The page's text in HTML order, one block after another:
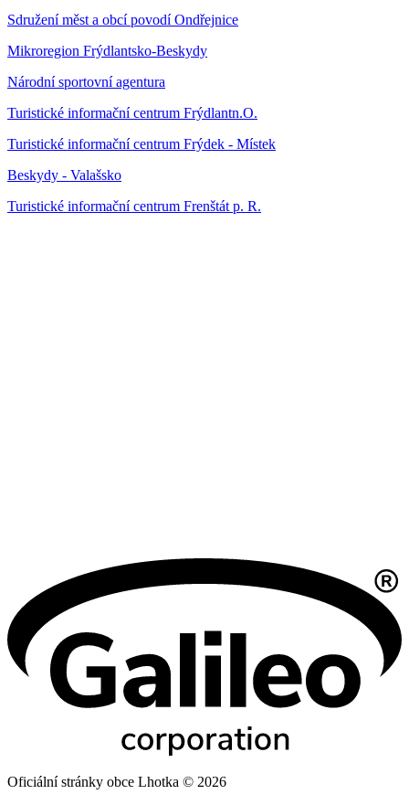
Sdružení měst a obcí povodí Ondřejnice
Mikroregion Frýdlantsko-Beskydy
Národní sportovní agentura
Turistické informační centrum Frýdlantn.O.
Turistické informační centrum Frýdek - Místek
Beskydy - Valašsko
Turistické informační centrum Frenštát p. R.
Oficiální stránky obce Lhotka © 2026